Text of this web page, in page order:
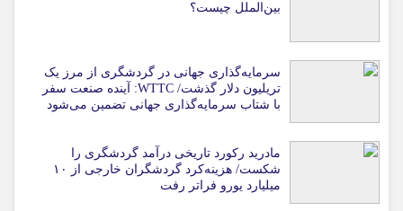
بین‌الملل چیست؟
سرمایه‌گذاری جهانی در گردشگری از مرز یک
تریلیون دلار گذشت/ WTTC: آینده صنعت سفر
با شتاب سرمایه‌گذاری جهانی تضمین می‌شود
مادرید رکورد تاریخی درآمد گردشگری را
شکست/ هزینه‌کرد گردشگران خارجی از ۱۰
میلیارد یورو فراتر رفت